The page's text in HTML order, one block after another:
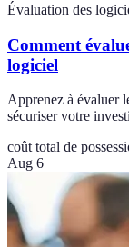
Évaluation des
Comment
logiciel
Apprenez à évaluer
sécuriser votre
coût total de
Aug 6